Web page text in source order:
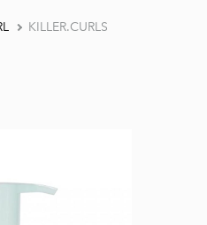
KILLER.CURLS